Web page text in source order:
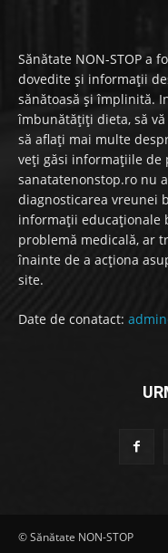
Sănătate NON-STOP a
dovedite și informații
sănătoasă și împlinită.
îmbunătățiți dieta, să
să aflați mai multe
veți găsi informațiile de
sanatatenonstop.ro nu
diagnosticarea vreunei
informații educaționale
problemă medicală, ar
înainte de a acționa
site.
Date de conatact:
© Sănătate NON-STOP